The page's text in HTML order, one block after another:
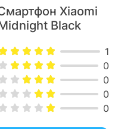
Xiaomi
Black
1
0
0
0
0